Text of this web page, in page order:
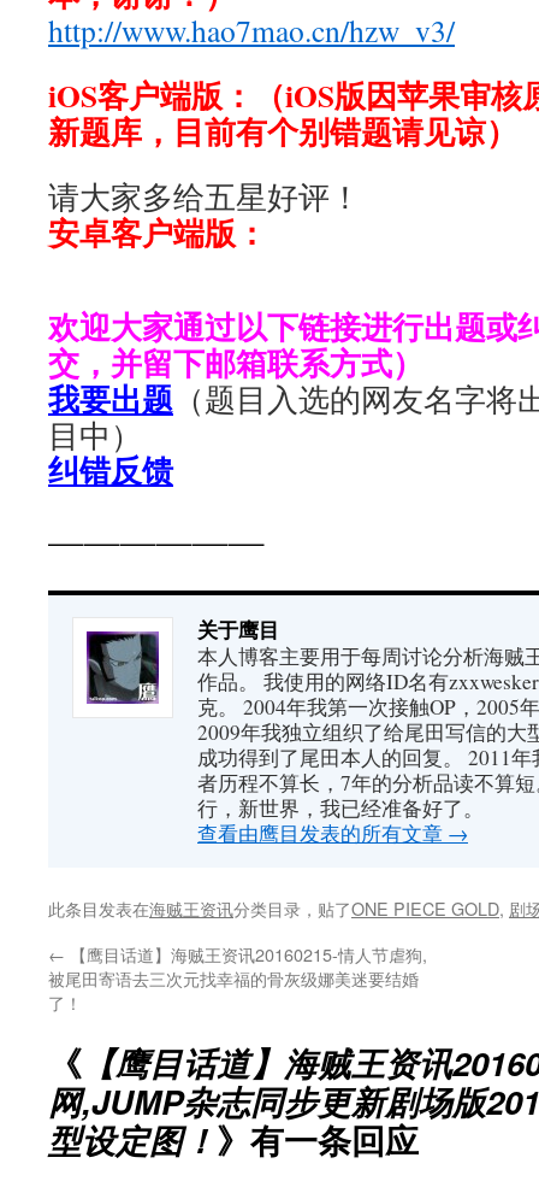
http://www.hao7mao.cn/hzw_v3/
iOS客户端版：（iOS版因苹果审
新题库，目前有个别错题请见谅）
请大家多给五星好评！
安卓客户端版：
欢迎大家通过以下链接进行出题或
交，并留下邮箱联系方式）
我要出题 （题目入选的网友名字
目中）
纠错反馈
——————
关于鹰目
本人博客主要用于每周讨论分析海贼
作品。 我使用的网络ID名有
克。 2004年我第一次接触OP，2005
2009年我独立组织了给尾田写信的大
成功得到了尾田本人的回复。 2011
者历程不算长，7年的分析品读不算
行，新世界，我已经准备好了。
查看由鹰目发表的所有文章 →
此条目发表在海贼王资讯分类目录，贴了ONE PIECE GOLD, 剧
← 【鹰目话道】海贼王资讯20160215-情人节虐狗,
被尾田寄语去三次元找幸福的骨灰级娜美迷要结婚
了！
《 【鹰目话道】海贼王资讯
网,JUMP杂志同步更新剧场版
型设定图！》有一条回应